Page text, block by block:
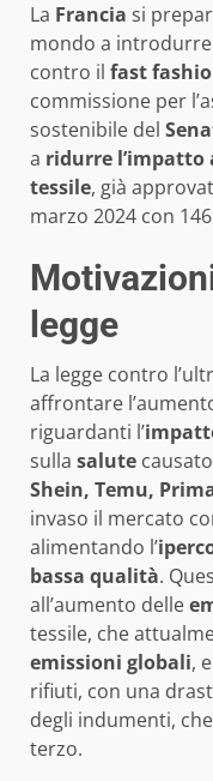
La Francia si
mondo a introdurre
contro il fast
commissione per
sostenibile del
a ridurre l’impatto
tessile, già
marzo 2024 con
legge
La legge contro
affrontare
riguardanti l’
sulla salute
Shein, Temu,
invaso il mercato
alimentando l’
bassa qualità.
all’aumento delle
tessile, che
emissioni globali,
rifiuti, con una
degli indumenti,
terzo.